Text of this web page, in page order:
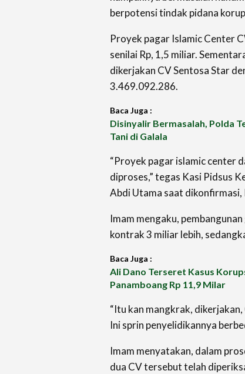
berpotensi tindak pidana
Proyek pagar Islamic Center
senilai Rp, 1,5 miliar.
dikerjakan CV Sentosa Star
3.469.092.286.
Baca Juga :
Disinyalir Bermasalah, Polda
Tani di Galala
“Proyek pagar islamic center
diproses,” tegas Kasi Pidsus
Abdi Utama saat
Imam mengaku,
kontrak 3 miliar lebih,
Baca Juga :
Ali Dano Terseret Kasus
Panamboang Rp 11,9 Milar
“Itu kan mangkrak,
Ini sprin penyelidikannya
Imam menyatakan, dalam
dua CV tersebut telah